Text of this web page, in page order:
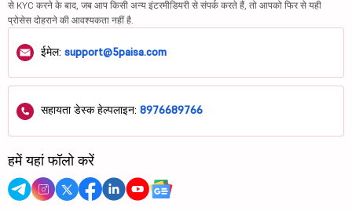
से KYC करने के बाद, जब आप किसी अन्य इंटरमीडियरी से संपर्क करते हैं, तो आपको फिर से यही
प्रोसेस दोहराने की आवश्यकता नहीं है.
ईमेल: support@5paisa.com
सहायता डेस्क हेल्पलाइन: 8976689766
हमें यहां फॉलो करें